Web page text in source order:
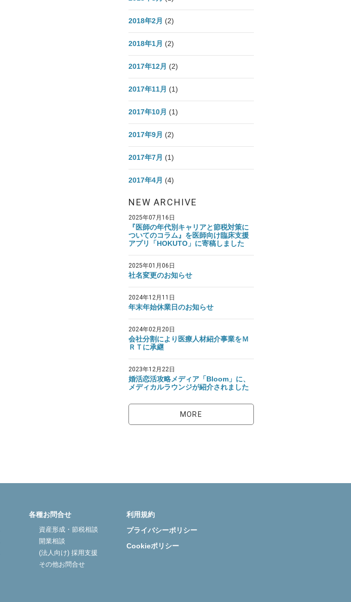
2018年2月 (2)
2018年1月 (2)
2017年12月 (2)
2017年11月 (1)
2017年10月 (1)
2017年9月 (2)
2017年7月 (1)
2017年4月 (4)
NEW ARCHIVE
2025年07月16日
『医師の年代別キャリアと節税対策に
ついてのコラム』を医師向け臨床支援
アプリ「HOKUTO」に寄稿しました
2025年01月06日
社名変更のお知らせ
2024年12月11日
年末年始休業日のお知らせ
2024年02月20日
会社分割により医療人材紹介事業をＭ
ＲＴに承継
2023年12月22日
婚活恋活攻略メディア「Bloom」に、
メディカルラウンジが紹介されました
MORE
各種お問合せ
資産形成・節税相談
開業相談
(法人向け) 採用支援
その他お問合せ
利用規約
プライバシーポリシー
Cookieポリシー